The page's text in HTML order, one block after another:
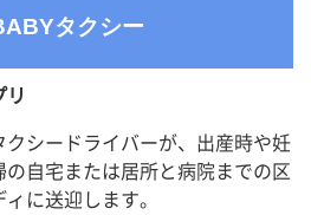
タクシー
シードライバーが、出産時や妊
自宅または居所と病院までの区
に送迎します。